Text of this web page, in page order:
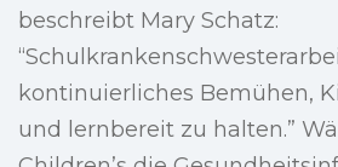
beschreibt Mary Schatz:
kontinuierliches Bemühen,
und lernbereit zu halten.”